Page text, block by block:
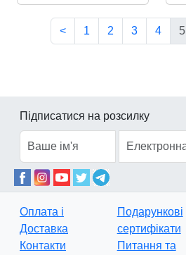
< 1 2 3 4 5
Підписатися на розсилку
Оплата і
Доставка
Контакти
Подарункові
сертифікати
Питання та